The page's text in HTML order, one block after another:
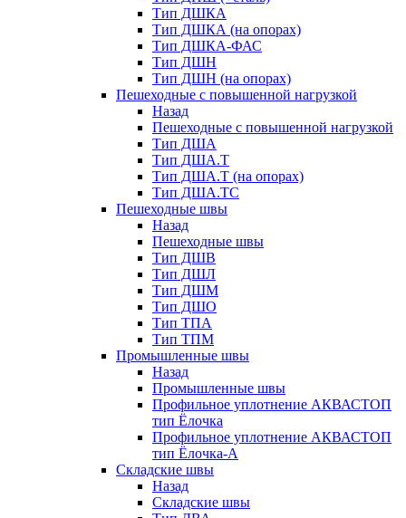
Тип ДШКА
Тип ДШКА (на опорах)
Тип ДШКА-ФАС
Тип ДШН
Тип ДШН (на опорах)
Пешеходные с повышенной нагрузкой
Назад
Пешеходные с повышенной нагрузкой
Тип ДША
Тип ДША.Т
Тип ДША.Т (на опорах)
Тип ДША.ТС
Пешеходные швы
Назад
Пешеходные швы
Тип ДШВ
Тип ДШЛ
Тип ДШМ
Тип ДШО
Тип ТПА
Тип ТПМ
Промышленные швы
Назад
Промышленные швы
Профильное уплотнение АКВАСТОП
тип Ёлочка
Профильное уплотнение АКВАСТОП
тип Ёлочка-А
Складские швы
Назад
Складские швы